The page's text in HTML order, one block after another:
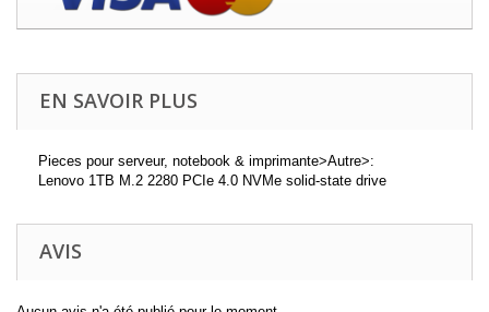
EN SAVOIR PLUS
Pieces pour serveur, notebook & imprimante>Autre>:
Lenovo 1TB M.2 2280 PCIe 4.0 NVMe solid-state drive
AVIS